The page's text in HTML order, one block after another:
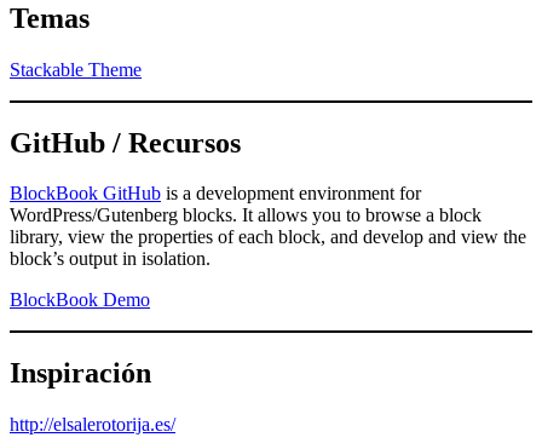
Temas
Stackable Theme
GitHub / Recursos
BlockBook GitHub is a development environment for
WordPress/Gutenberg blocks. It allows you to browse a block
library, view the properties of each block, and develop and view the
block’s output in isolation.
BlockBook Demo
Inspiración
http://elsalerotorija.es/